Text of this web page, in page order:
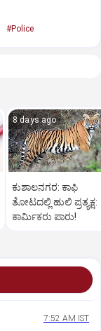
#Police
8 days ago
ಕುಶಾಲನಗರ: ಕಾಫಿ
ತೋಟದಲ್ಲಿ ಹುಲಿ ಪ್ರತ್ಯಕ್ಷ:
ಕಾರ್ಮಿಕರು ಪಾರು!
7:52 AM IST